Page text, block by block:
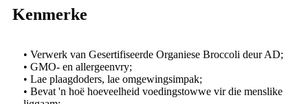
Kenmerke
• Verwerk van Gesertifiseerde Organiese Broccoli deur AD;
• GMO- en allergeenvry;
• Lae plaagdoders, lae omgewingsimpak;
• Bevat 'n hoë hoeveelheid voedingstowwe vir die menslike